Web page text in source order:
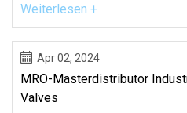
Weiterlesen +
Apr 02, 2024
MRO-Masterdistributor
Valves